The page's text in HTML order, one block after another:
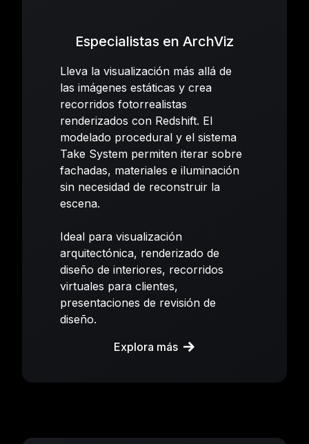
Especialistas en ArchViz
Lleva la visualización más allá de
las imágenes estáticas y crea
recorridos fotorrealistas
renderizados con Redshift. El
modelado procedural y el sistema
Take System permiten iterar sobre
fachadas, materiales e iluminación
sin necesidad de reconstruir la
escena.
Ideal para visualización
arquitectónica, renderizado de
diseño de interiores, recorridos
virtuales para clientes,
presentaciones de revisión de
diseño.
Explora más